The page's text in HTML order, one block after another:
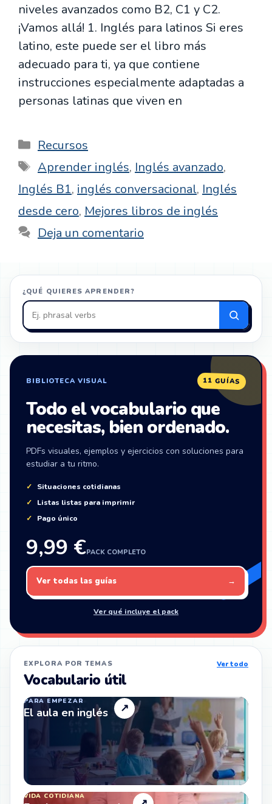
niveles avanzados como B2, C1 y C2.
¡Vamos allá! 1. Inglés para latinos Si eres
latino, este puede ser el libro más
adecuado para ti, ya que contiene
instrucciones especialmente adaptadas a
personas latinas que viven en
Categorías
Recursos
Etiquetas
Aprender inglés, Inglés avanzado,
Inglés B1, inglés conversacional, Inglés
desde cero, Mejores libros de inglés
Deja un comentario
¿QUÉ QUIERES APRENDER?
Buscar
en
ZonaIngles
BIBLIOTECA VISUAL 11 GUÍAS
Todo el vocabulario que
necesitas, bien ordenado.
PDFs visuales, ejemplos y ejercicios con soluciones para
estudiar a tu ritmo.
Situaciones cotidianas
Listas listas para imprimir
Pago único
9,99 €PACK COMPLETO
Ver todas las guías →
Ver qué incluye el pack
EXPLORA POR TEMAS
Vocabulario útil
Ver todo
PARA EMPEZAR
El aula en inglés ↗
VIDA COTIDIANA